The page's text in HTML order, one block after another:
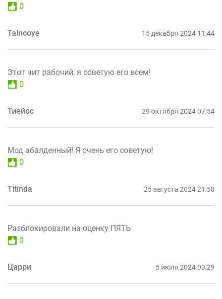
0
Taincoye 15 декабря 2024 11:44
Этот чит рабочий, я советую его всем!
0
Тиейос 29 октября 2024 07:54
Мод абалденный! Я очень его советую!
0
Titinda 25 августа 2024 21:58
Разблокировали на оценку ПЯТЬ
0
Царри 5 июля 2024 00:29